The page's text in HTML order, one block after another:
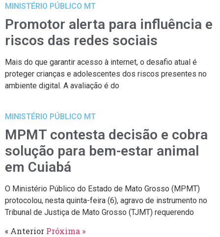
MINISTÉRIO PÚBLICO MT
Promotor alerta para influência e
riscos das redes sociais
Mais do que garantir acesso à internet, o desafio atual é
proteger crianças e adolescentes dos riscos presentes no
ambiente digital. A avaliação é do
MINISTÉRIO PÚBLICO MT
MPMT contesta decisão e cobra
solução para bem-estar animal
em Cuiabá
O Ministério Público do Estado de Mato Grosso (MPMT)
protocolou, nesta quinta-feira (6), agravo de instrumento no
Tribunal de Justiça de Mato Grosso (TJMT) requerendo
« Anterior Próxima »